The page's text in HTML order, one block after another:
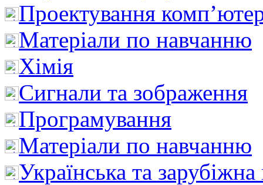
Проектування
Матеріали по навчанню
Хімія
Сигнали та зображення
Програмування
Матеріали по навчанню
Українська та зарубіжна